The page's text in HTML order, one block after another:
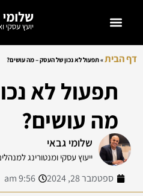
דף הבית»תפעול לא נכון של העסק – מה עושים?
תפעול לא
מה עושים?
שלומי גבאי
ייעוץ עסקי ומנטורינג
ספטמבר 28, 2024 9:56 am